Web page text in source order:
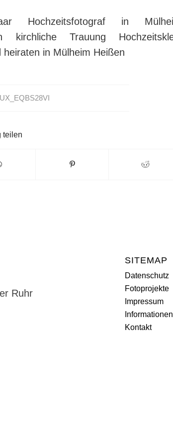
Hochzeitsfotograf in
kirchliche Trauung
in Mülheim Heißen
teilen
Ruhr
SITEMAP
Datenschutz
Fotoprojekte
Impressum
Informationen
Kontakt